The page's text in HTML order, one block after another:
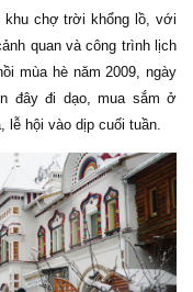
khu chợ trời khổng lồ, với
quan và công trình lịch
mùa hè năm 2009, ngày
đây đi dạo, mua sắm ở
lễ hội vào dịp cuối tuần.